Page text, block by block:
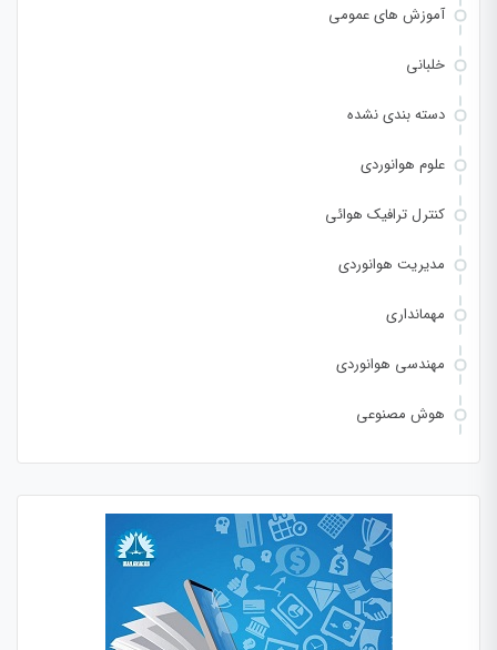
آموزش های عمومی
خلبانی
دسته بندی نشده
علوم هوانوردی
کنترل ترافیک هوائی
مدیریت هوانوردی
مهمانداری
مهندسی هوانوردی
هوش مصنوعی